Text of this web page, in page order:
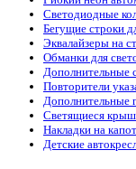
Светодиодные
Бегущие строки
Эквалайзеры на
Обманки для
Дополнительные
Повторители
Дополнительные
Светящиеся
Накладки на капот
Детские